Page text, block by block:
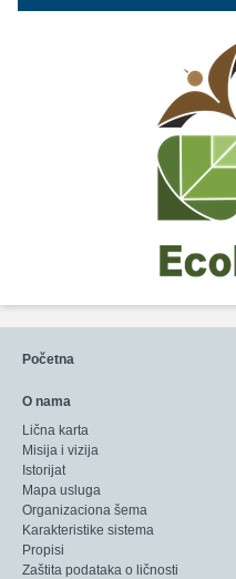
Početna
O nama
Lična karta
Misija i vizija
Istorijat
Mapa usluga
Organizaciona šema
Karakteristike sistema
Propisi
Zaštita podataka o ličnosti